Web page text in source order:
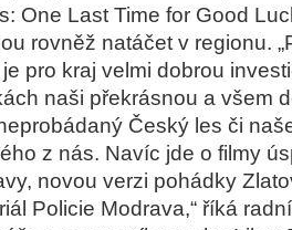
One Last Time for Good
rovněž natáčet v regionu.
pro kraj velmi dobrou
naši překrásnou a všem
Český les či
z nás. Navíc jde o filmy
novou verzi pohádky
Policie Modrava,“ říká